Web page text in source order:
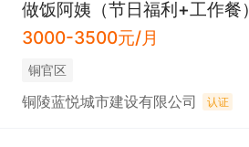
做饭阿姨（节日福利+工作餐）
3000-3500元/月
铜官区
铜陵蓝悦城市建设有限公司 认证